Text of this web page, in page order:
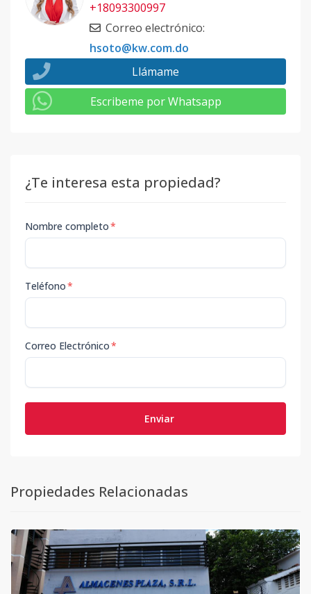
+18093300997
Correo electrónico:
hsoto@kw.com.do
Llámame
Escribeme por Whatsapp
¿Te interesa esta propiedad?
Nombre completo*
Teléfono*
Correo Electrónico*
Enviar
Propiedades Relacionadas